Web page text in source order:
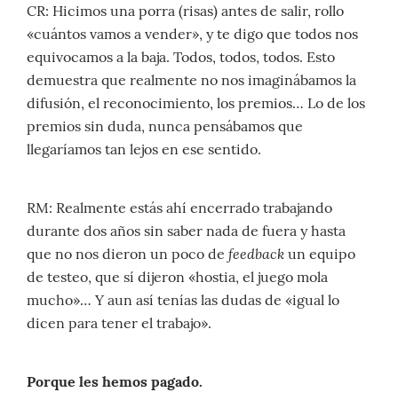
CR: Hicimos una porra (risas) antes de salir, rollo
«cuántos vamos a vender», y te digo que todos nos
equivocamos a la baja. Todos, todos, todos. Esto
demuestra que realmente no nos imaginábamos la
difusión, el reconocimiento, los premios… Lo de los
premios sin duda, nunca pensábamos que
llegaríamos tan lejos en ese sentido.
RM: Realmente estás ahí encerrado trabajando
durante dos años sin saber nada de fuera y hasta
que no nos dieron un poco de feedback un equipo
de testeo, que sí dijeron «hostia, el juego mola
mucho»… Y aun así tenías las dudas de «igual lo
dicen para tener el trabajo».
Porque les hemos pagado.